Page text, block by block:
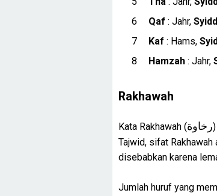
Qaf: Jahr,
Kaf : Hams,
Hamzah : Jahr,
Rakhawah
Kata Rakhawah (رخاوة
Tajwid, sifat Rakhawah
disebabkan karena
Jumlah huruf yang